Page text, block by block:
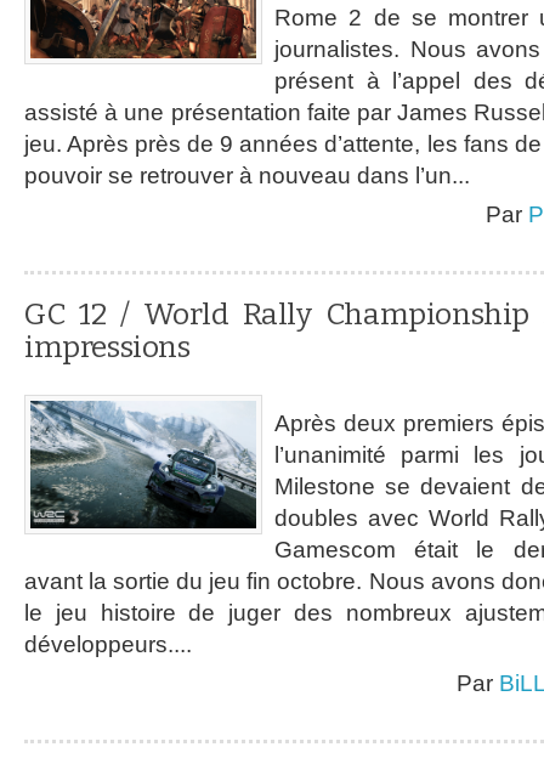
Rome 2 de se montrer
journalistes. Nous
présent à l’appel des
assisté à une présentation faite par James
jeu. Après près de 9 années d’attente, les fans
pouvoir se retrouver à nouveau dans l’un...
Par
GC 12 / World Rally Championship
impressions
Après deux premiers
l’unanimité parmi les
Milestone se devaient
doubles avec World
Gamescom était le
avant la sortie du jeu fin octobre. Nous avons
le jeu histoire de juger des nombreux
développeurs....
Par